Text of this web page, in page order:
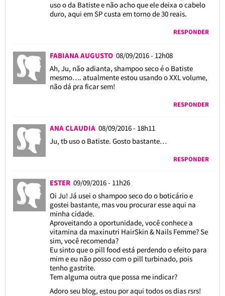
uso o da Batiste e não acho que ele deixa o cabelo
duro, aqui em SP custa em torno de 30 reais.
RESPONDER
FABIANA AUGUSTO 08/09/2016 - 12h08
Ah, Ju, não adianta, shampoo seco é o Batiste
mesmo…. atualmente estou usando o XXL volume,
não dá pra ficar sem!
RESPONDER
ANA CLAUDIA 08/09/2016 - 18h11
Ju, tb uso o Batiste. Gosto bastante…
RESPONDER
ESTER 09/09/2016 - 11h26
Oi Ju! Já usei o shampoo seco do o boticário e
gostei bastante, mas vou procurar esse aqui na
minha cidade.
Aproveitando a oportunidade, você conhece a
vitamina da maxinutri HairSkin & Nails Femme? Se
sim, você recomenda?
Eu sinto que o pill food está perdendo o efeito para
mim e eu não posso com o pill turbinado, pois
tenho gastrite.
Tem alguma outra que possa me indicar?
Adoro seu blog, estou por aqui todos os dias rsrs!